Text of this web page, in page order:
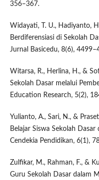
356–367.
Widayati, T. U., Hadiyanto,
Berdiferensiasi di Sekolah
Jurnal Basicedu, 8(6),
Witarsa, R., Herlina, H., &
Sekolah Dasar melalui
Education Research, 5(2),
Yulianto, A., Sari, N., &
Belajar Siswa Sekolah Dasar
Cendekia Pendidikan, 6(1),
Zulfikar, M., Rahman, F., &
Guru Sekolah Dasar dalam